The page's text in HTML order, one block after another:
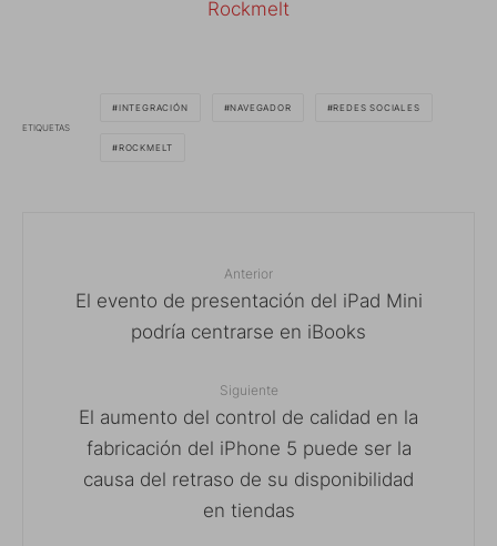
Rockmelt
ETIQUETAS
INTEGRACIÓN NAVEGADOR REDES SOCIALES
ROCKMELT
Anterior
El evento de presentación del iPad Mini
podría centrarse en iBooks
Siguiente
El aumento del control de calidad en la
fabricación del iPhone 5 puede ser la
causa del retraso de su disponibilidad
en tiendas